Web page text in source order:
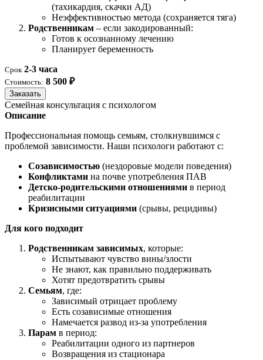
(тахикардия, скачки АД)
Неэффективностью метода (сохраняется тяга)
Родственникам – если закодированный:
Готов к осознанному лечению
Планирует беременность
Срок 2-3 часа
Стоимость: 8 500 ₽
Заказать
Семейная консультация с психологом
Описание
Профессиональная помощь семьям, столкнувшимся с
проблемой зависимости. Наши психологи работают с:
Созависимостью (нездоровые модели поведения)
Конфликтами на почве употребления ПАВ
Детско-родительскими отношениями в период
реабилитации
Кризисными ситуациями (срывы, рецидивы)
Для кого подходит
Родственникам зависимых, которые:
Испытывают чувство вины/злости
Не знают, как правильно поддерживать
Хотят предотвратить срывы
Семьям, где:
Зависимый отрицает проблему
Есть созависимые отношения
Намечается развод из-за употребления
Парам в период:
Реабилитации одного из партнеров
Возвращения из стационара